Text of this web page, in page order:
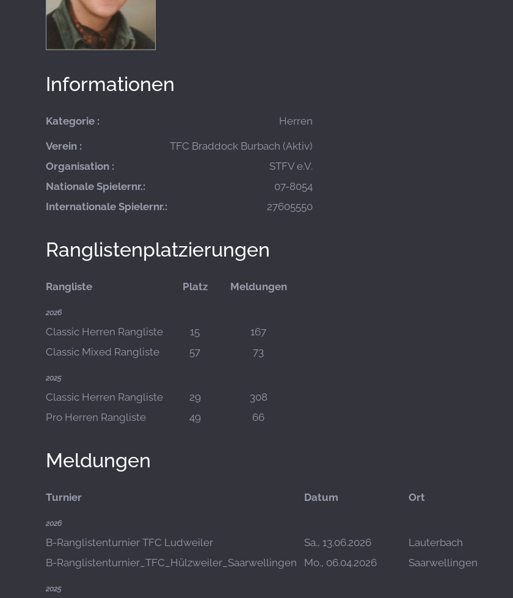
Informationen
Kategorie : Herren
Verein :
TFC Braddock Burbach (Aktiv)
Organisation :
STFV e.V.
Nationale Spielernr.:
07-8054
Internationale Spielernr.:
27605550
Ranglistenplatzierungen
Rangliste Platz Meldungen
2026
Classic Herren Rangliste 15
167
Classic Mixed Rangliste
57 73
2025
Classic Herren Rangliste 29
308
Pro Herren Rangliste
49 66
Meldungen
Turnier Datum Ort
2026
B-Ranglistenturnier TFC Ludweiler Sa., 13.06.2026 Lauterbach
B-Ranglistenturnier_TFC_Hülzweiler_Saarwellingen
Mo., 06.04.2026 Saarwellingen
2025